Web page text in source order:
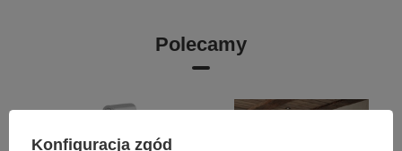
Polecamy
Konfiguracja zgód